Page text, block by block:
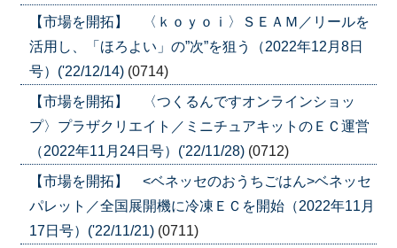
【市場を開拓】 〈ｋｏｙｏｉ〉ＳＥＡＭ／リールを
活用し、「ほろよい」の”次”を狙う（2022年12月8日
号）('22/12/14) (0714)
【市場を開拓】 〈つくるんですオンラインショッ
プ〉プラザクリエイト／ミニチュアキットのＥＣ運営
（2022年11月24日号）('22/11/28) (0712)
【市場を開拓】 <ベネッセのおうちごはん>ベネッセ
パレット／全国展開機に冷凍ＥＣを開始（2022年11月
17日号）('22/11/21) (0711)